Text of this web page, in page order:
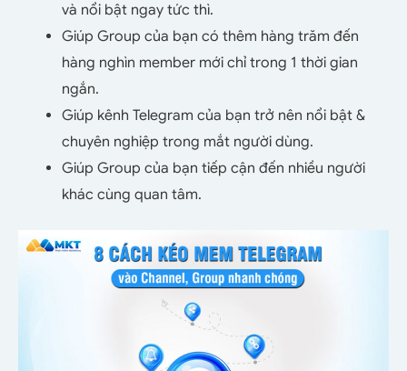
và nổi bật ngay tức thì.
Giúp Group của bạn có thêm hàng trăm đến
hàng nghìn member mới chỉ trong 1 thời gian
ngắn.
Giúp kênh Telegram của bạn trở nên nổi bật &
chuyên nghiệp trong mắt người dùng.
Giúp Group của bạn tiếp cận đến nhiều người
khác cùng quan tâm.